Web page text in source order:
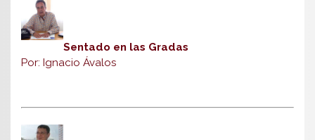
Sentado en las Gradas
Por: Ignacio Ávalos